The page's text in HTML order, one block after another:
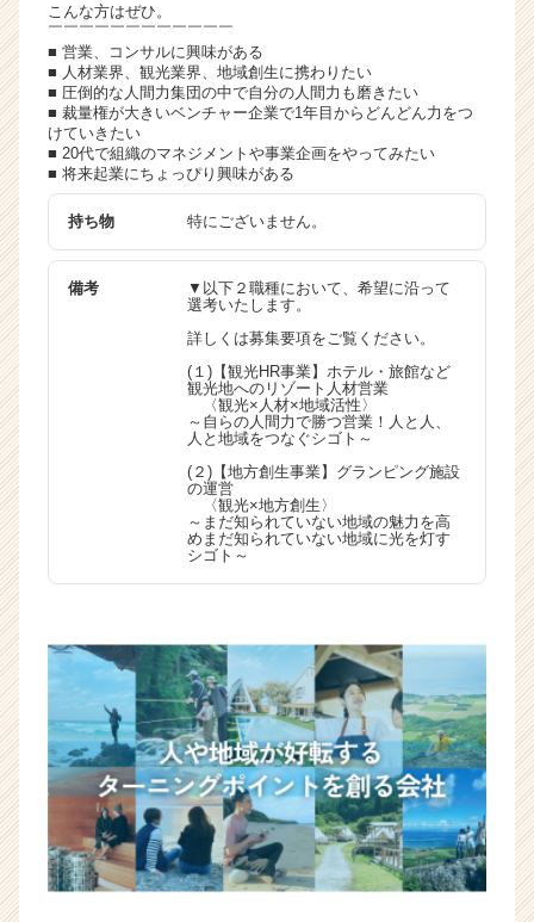
こんな方はぜひ。
￣￣￣￣￣￣￣￣￣￣￣￣
■ 営業、コンサルに興味がある
■ 人材業界、観光業界、地域創生に携わりたい
■ 圧倒的な人間力集団の中で自分の人間力も磨きたい
■ 裁量権が大きいベンチャー企業で1年目からどんどん力をつ
けていきたい
■ 20代で組織のマネジメントや事業企画をやってみたい
■ 将来起業にちょっぴり興味がある
持ち物 特にございません。
備考
▼以下２職種において、希望に沿って
選考いたします。
詳しくは募集要項をご覧ください。
(１)【観光HR事業】ホテル・旅館など
観光地へのリゾート人材営業
〈観光×人材×地域活性〉
～自らの人間力で勝つ営業！人と人、
人と地域をつなぐシゴト～
(２)【地方創生事業】グランピング施設
の運営
〈観光×地方創生〉
～まだ知られていない地域の魅力を高
めまだ知られていない地域に光を灯す
シゴト～